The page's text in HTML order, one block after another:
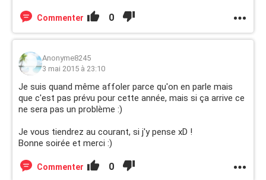
Commenter 0
Anonyme8245
3 mai 2015 à 23:10
Je suis quand même affoler parce qu'on en parle mais
que c'est pas prévu pour cette année, mais si ça arrive ce
ne sera pas un problème :)
Je vous tiendrez au courant, si j'y pense xD !
Bonne soirée et merci :)
Commenter 0